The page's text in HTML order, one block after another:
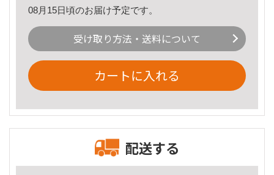
08月15日頃のお届け予定です。
受け取り方法・送料について
カートに入れる
配送する